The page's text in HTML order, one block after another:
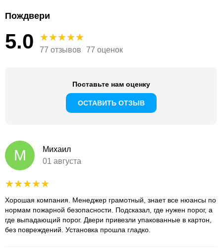
Пождвери
5.0 77 отзывов 77 оценок
Поставьте нам оценку
ОСТАВИТЬ ОТЗЫВ
М
Михаил
01 августа
Хорошая компания. Менеджер грамотный, знает все нюансы по
нормам пожарной безопасности. Подсказал, где нужен порог, а
где выпадающий порог. Двери привезли упакованные в картон,
без повреждений. Установка прошла гладко.